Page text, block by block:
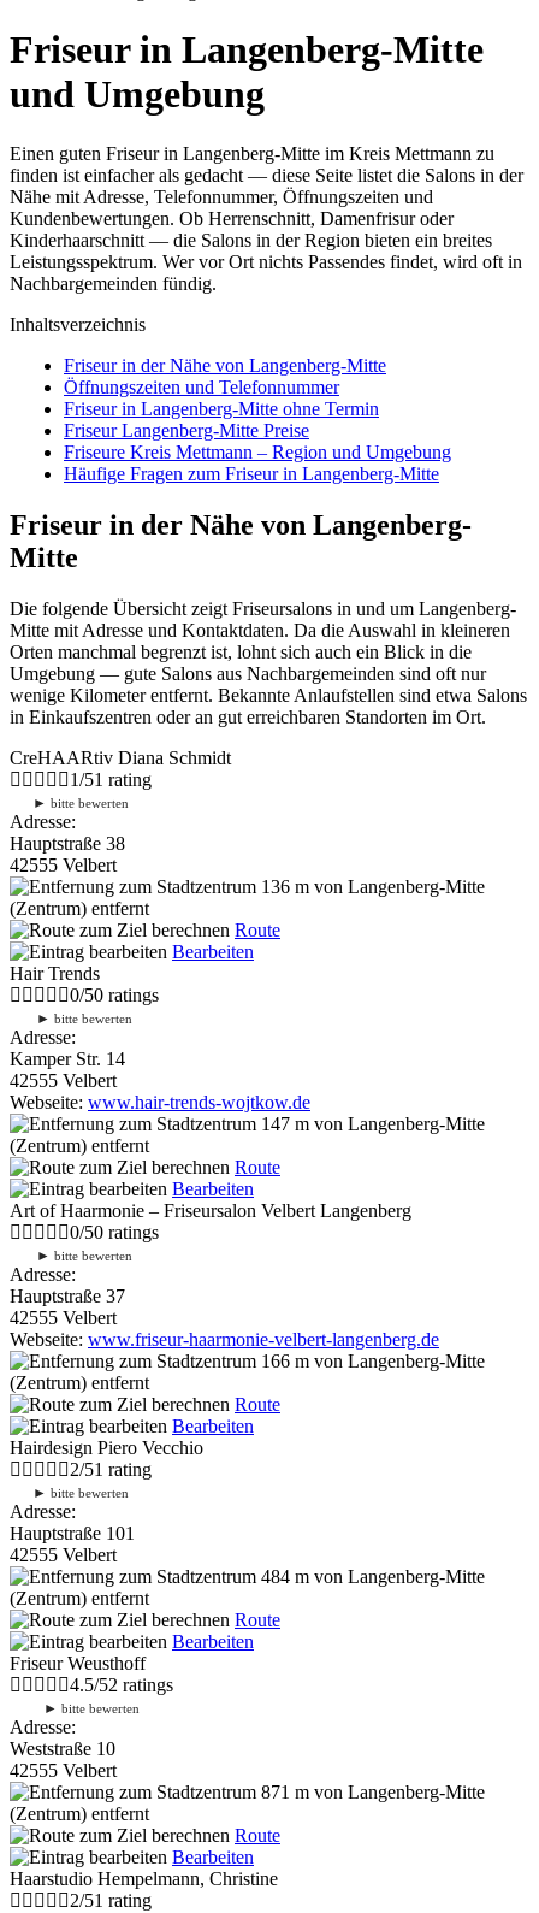
Friseur in Langenberg-Mitte
und Umgebung
Einen guten Friseur in Langenberg-Mitte im Kreis Mettmann zu
finden ist einfacher als gedacht — diese Seite listet die Salons in der
Nähe mit Adresse, Telefonnummer, Öffnungszeiten und
Kundenbewertungen. Ob Herrenschnitt, Damenfrisur oder
Kinderhaarschnitt — die Salons in der Region bieten ein breites
Leistungsspektrum. Wer vor Ort nichts Passendes findet, wird oft in
Nachbargemeinden fündig.
Inhaltsverzeichnis
Friseur in der Nähe von Langenberg-Mitte
Öffnungszeiten und Telefonnummer
Friseur in Langenberg-Mitte ohne Termin
Friseur Langenberg-Mitte Preise
Friseure Kreis Mettmann – Region und Umgebung
Häufige Fragen zum Friseur in Langenberg-Mitte
Friseur in der Nähe von Langenberg-
Mitte
Die folgende Übersicht zeigt Friseursalons in und um Langenberg-
Mitte mit Adresse und Kontaktdaten. Da die Auswahl in kleineren
Orten manchmal begrenzt ist, lohnt sich auch ein Blick in die
Umgebung — gute Salons aus Nachbargemeinden sind oft nur
wenige Kilometer entfernt. Bekannte Anlaufstellen sind etwa Salons
in Einkaufszentren oder an gut erreichbaren Standorten im Ort.
CreHAARtiv Diana Schmidt
1/51 rating
► bitte bewerten
Adresse:
Hauptstraße 38
42555 Velbert
136 m von Langenberg-Mitte
(Zentrum) entfernt
Route
Bearbeiten
Hair Trends
0/50 ratings
► bitte bewerten
Adresse:
Kamper Str. 14
42555 Velbert
Webseite: www.hair-trends-wojtkow.de
147 m von Langenberg-Mitte
(Zentrum) entfernt
Route
Bearbeiten
Art of Haarmonie – Friseursalon Velbert Langenberg
0/50 ratings
► bitte bewerten
Adresse:
Hauptstraße 37
42555 Velbert
Webseite: www.friseur-haarmonie-velbert-langenberg.de
166 m von Langenberg-Mitte
(Zentrum) entfernt
Route
Bearbeiten
Hairdesign Piero Vecchio
2/51 rating
► bitte bewerten
Adresse:
Hauptstraße 101
42555 Velbert
484 m von Langenberg-Mitte
(Zentrum) entfernt
Route
Bearbeiten
Friseur Weusthoff
4.5/52 ratings
► bitte bewerten
Adresse:
Weststraße 10
42555 Velbert
871 m von Langenberg-Mitte
(Zentrum) entfernt
Route
Bearbeiten
Haarstudio Hempelmann, Christine
2/51 rating